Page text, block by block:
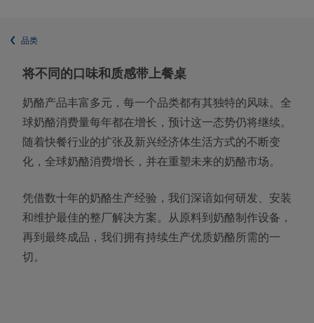
品类
将不同的口味和质感带上餐桌
奶酪产品丰富多元，每一个品类都有其独特的风味。全
球奶酪消费量每年都在增长，预计这一态势仍将继续。
随着快餐行业的扩张及新兴经济体生活方式的不断变
化，全球奶酪消费增长，并在重塑未来的奶酪市场。
凭借数十年的奶酪生产经验，我们深谙如何研发、安装
和维护最佳的整厂解决方案。从原料到奶酪制作设备，
再到最终成品，我们拥有持续生产优质奶酪所需的一
切。